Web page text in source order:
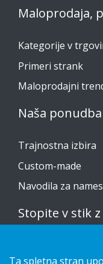
Maloprodaja,
Kategorije v
Primeri strank
Maloprodajni
Naša ponudba
Trajnostna izbira
Custom-made
Navodila za
Stopite v stik
Ta spletna stran